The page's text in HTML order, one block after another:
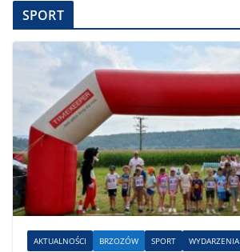
SPORT
AKTUALNOŚCI BRZOZÓW SPORT WYDARZENIA